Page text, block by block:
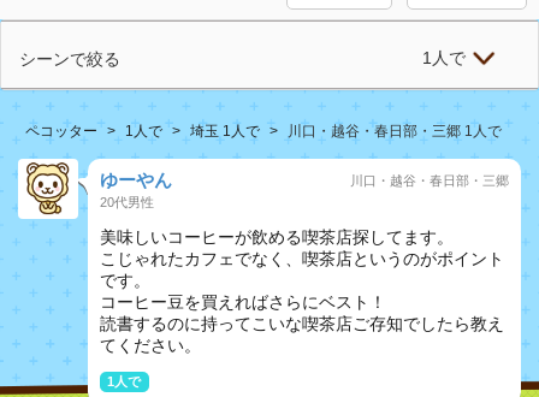
シーンで絞る 1人で
ペコッター 1人で 埼玉 1人で 川口・越谷・春日部・三郷 1人で
ゆーやん
20代男性
川口・越谷・春日部・三郷
美味しいコーヒーが飲める喫茶店探してます。
こじゃれたカフェでなく、喫茶店というのがポイント
です。
コーヒー豆を買えればさらにベスト！
読書するのに持ってこいな喫茶店ご存知でしたら教え
てください。
1人で